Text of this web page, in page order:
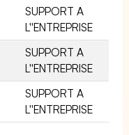
SUPPORT A
L''ENTREPRISE
SUPPORT A
L''ENTREPRISE
SUPPORT A
L''ENTREPRISE